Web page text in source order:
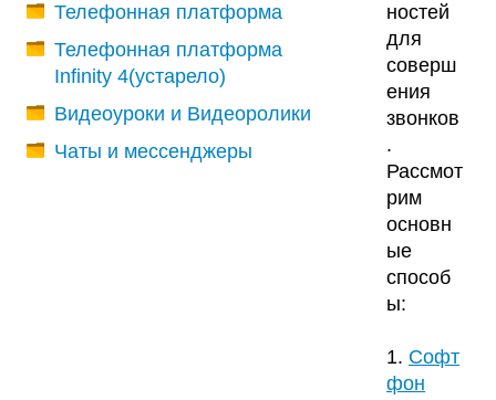
Телефонная платформа
Телефонная платформа
Infinity 4(устарело)
Видеоуроки и Видеоролики
Чаты и мессенджеры
ностей
для
соверш
ения
звонков
.
Рассмот
рим
основн
ые
способ
ы:
1. Софт
фон